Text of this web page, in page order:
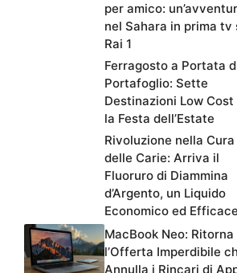
per amico:
nel Sahara in prima tv
Rai 1
Ferragosto a Portata
Portafoglio: Sette
Destinazioni Low Cost
la Festa dell’Estate
Rivoluzione nella Cura
delle Carie: Arriva il
Fluoruro di Diammina
d’Argento, un Liquido
Economico ed Efficace
MacBook Neo: Ritorna
l’Offerta Imperdibile
Annulla i Rincari di